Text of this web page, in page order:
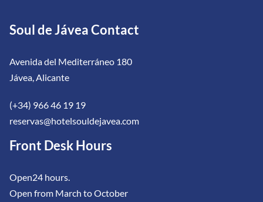
Soul de Jávea Contact
Avenida del Mediterráneo 180
Jávea, Alicante
(+34) 966 46 19 19
reservas@hotelsouldejavea.com
Front Desk Hours
Open24 hours.
Open from March to October